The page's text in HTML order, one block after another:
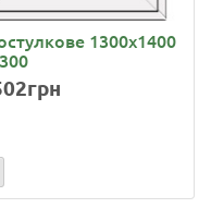
1300х1400